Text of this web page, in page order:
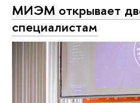
МИЭМ открывает
специалистам